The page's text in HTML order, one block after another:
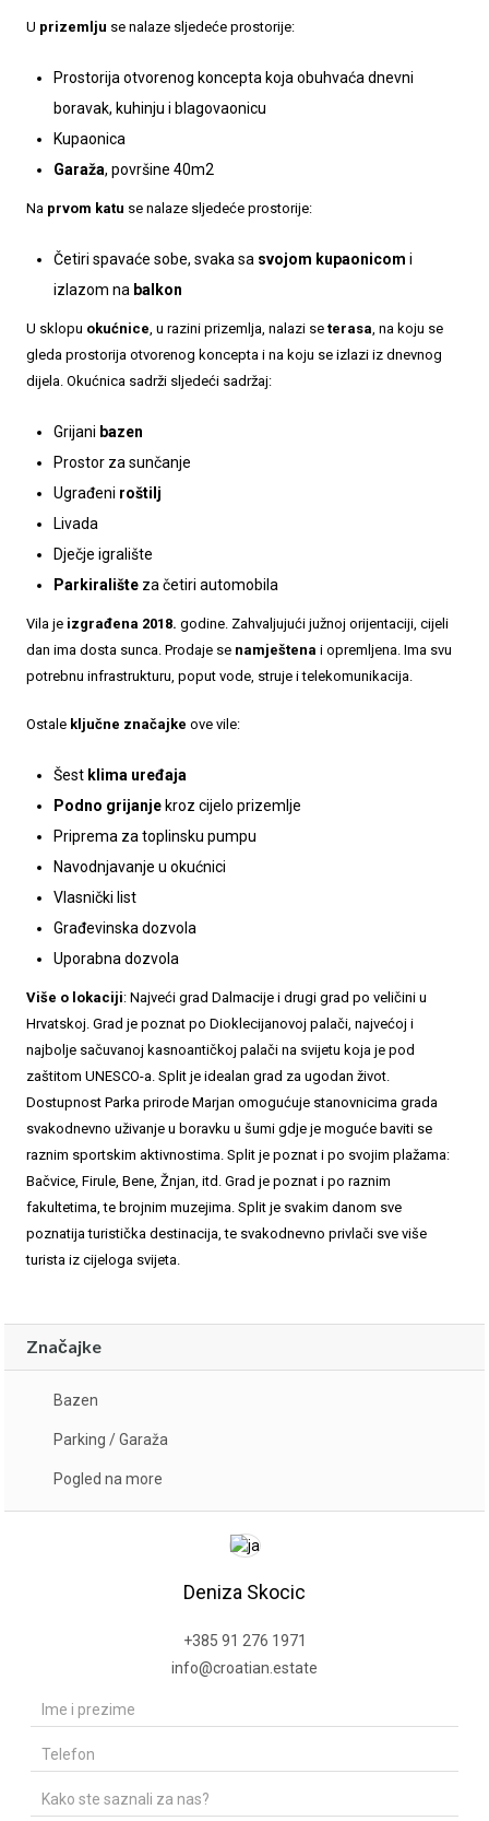
U prizemlju se nalaze sljedeće prostorije:
Prostorija otvorenog koncepta koja obuhvaća dnevni
boravak, kuhinju i blagovaonicu
Kupaonica
Garaža, površine 40m2
Na prvom katu se nalaze sljedeće prostorije:
Četiri spavaće sobe, svaka sa svojom kupaonicom i
izlazom na balkon
U sklopu okućnice, u razini prizemlja, nalazi se terasa, na koju se
gleda prostorija otvorenog koncepta i na koju se izlazi iz dnevnog
dijela. Okućnica sadrži sljedeći sadržaj:
Grijani bazen
Prostor za sunčanje
Ugrađeni roštilj
Livada
Dječje igralište
Parkiralište za četiri automobila
Vila je izgrađena 2018. godine. Zahvaljujući južnoj orijentaciji, cijeli
dan ima dosta sunca. Prodaje se namještena i opremljena. Ima svu
potrebnu infrastrukturu, poput vode, struje i telekomunikacija.
Ostale ključne značajke ove vile:
Šest klima uređaja
Podno grijanje kroz cijelo prizemlje
Priprema za toplinsku pumpu
Navodnjavanje u okućnici
Vlasnički list
Građevinska dozvola
Uporabna dozvola
Više o lokaciji: Najveći grad Dalmacije i drugi grad po veličini u
Hrvatskoj. Grad je poznat po Dioklecijanovoj palači, najvećoj i
najbolje sačuvanoj kasnoantičkoj palači na svijetu koja je pod
zaštitom UNESCO-a. Split je idealan grad za ugodan život.
Dostupnost Parka prirode Marjan omogućuje stanovnicima grada
svakodnevno uživanje u boravku u šumi gdje je moguće baviti se
raznim sportskim aktivnostima. Split je poznat i po svojim plažama:
Bačvice, Firule, Bene, Žnjan, itd. Grad je poznat i po raznim
fakultetima, te brojnim muzejima. Split je svakim danom sve
poznatija turistička destinacija, te svakodnevno privlači sve više
turista iz cijeloga svijeta.
Značajke
Bazen
Parking / Garaža
Pogled na more
Deniza Skocic
+385 91 276 1971
info@croatian.estate